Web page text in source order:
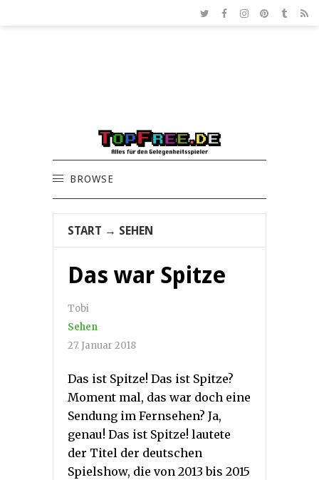
BROWSE
START → SEHEN
Das war Spitze
Tobi
Sehen
27. Januar 2018
Das ist Spitze! Das ist Spitze?
Moment mal, das war doch eine
Sendung im Fernsehen? Ja,
genau! Das ist Spitze! lautete
der Titel der deutschen
Spielshow, die von 2013 bis 2015